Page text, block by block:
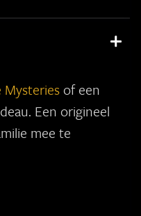
Mysteries of een
Een origineel
mee te